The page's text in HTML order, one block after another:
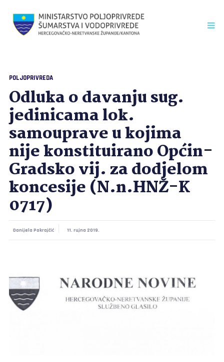
POLJOPRIVREDA
Odluka o davanju sug.
jedinicama lok.
samouprave u kojima
nije konstituirano Općin-
Gradsko vij. za dodjelom
koncesije (N.n.HNŽ-K
0717)
Danijela Pokrajčić 11. rujna 2019.